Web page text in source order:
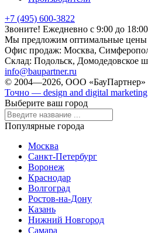
+7 (495) 600-3822
Звоните! Ежедневно с 9:00 до 18:00
Мы предложим оптимальные цены
Офис продаж: Москва,
Склад: Подольск, Домодедовское
info@baupartner.ru
© 2004—2026, ООО «БауПартнер»
Точно — design and digital marketing
Выберите ваш город
Популярные города
Москва
Санкт-Петербург
Воронеж
Краснодар
Волгоград
Ростов-на-Дону
Казань
Нижний Новгород
Самара